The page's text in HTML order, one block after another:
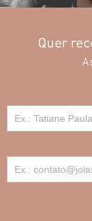
Quer